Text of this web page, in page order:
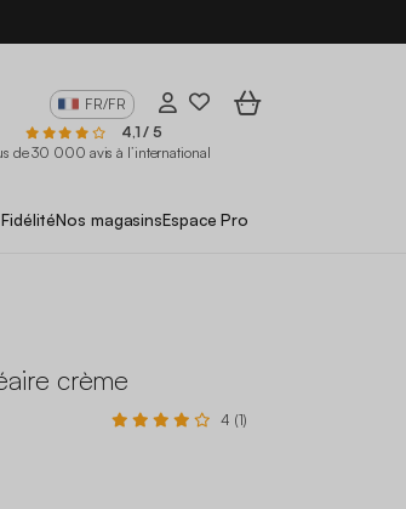
FR/FR
4,1 / 5
de 30 000 avis à l’international
Nos magasinsEspace Pro
crème
4 (1)